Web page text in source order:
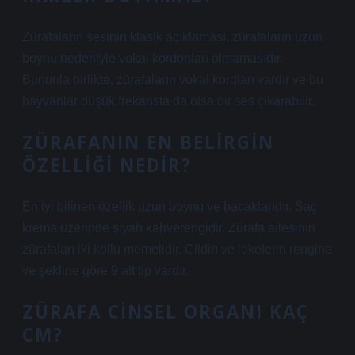
Zürafaların sesinin klasik açıklaması, zürafaların uzun
boynu nedeniyle vokal kordonları olmamasıdır.
Bununla birlikte, zürafaların vokal kordları vardır ve bu
hayvanlar düşük frekansta da olsa bir ses çıkarabilir.
ZÜRAFANIN EN BELIRGIN
ÖZELLIĞI NEDIR?
En iyi bilinen özellik uzun boynu ve bacaklarıdır. Saç
krema üzerinde siyah kahverengidir. Zürafa ailesinin
zürafaları iki kollu memelidir. Cildin ve lekelerin rengine
ve şekline göre 9 alt tip vardır.
ZÜRAFA CINSEL ORGANI KAÇ
CM?